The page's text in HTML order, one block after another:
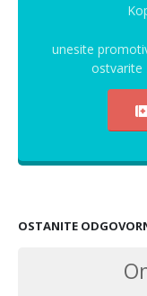
unesite
ostvarite
OSTANITE